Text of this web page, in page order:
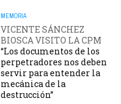
MEMORIA
VICENTE SÁNCHEZ
BIOSCA VISITO LA CPM
“Los documentos de los
perpetradores nos deben
servir para entender la
mecánica de la
destrucción”